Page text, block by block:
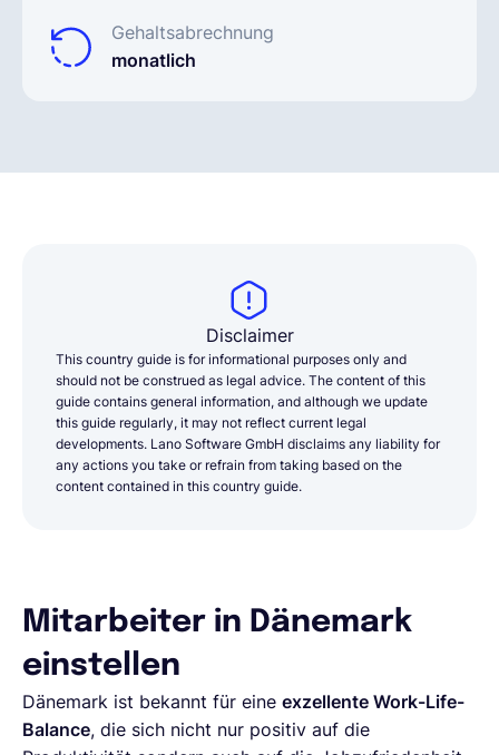
Gehaltsabrechnung
monatlich
Disclaimer
This country guide is for informational purposes only and
should not be construed as legal advice. The content of this
guide contains general information, and although we update
this guide regularly, it may not reflect current legal
developments. Lano Software GmbH disclaims any liability for
any actions you take or refrain from taking based on the
content contained in this country guide.
Mitarbeiter in Dänemark
einstellen
Dänemark ist bekannt für eine exzellente Work-Life-
Balance, die sich nicht nur positiv auf die